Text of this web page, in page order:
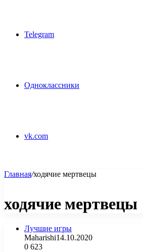
Telegram
Одноклассники
vk.com
Главная/ходячие мертвецы
ходячие мертвецы
Лучшие игры
Maharishi14.10.2020
0 623